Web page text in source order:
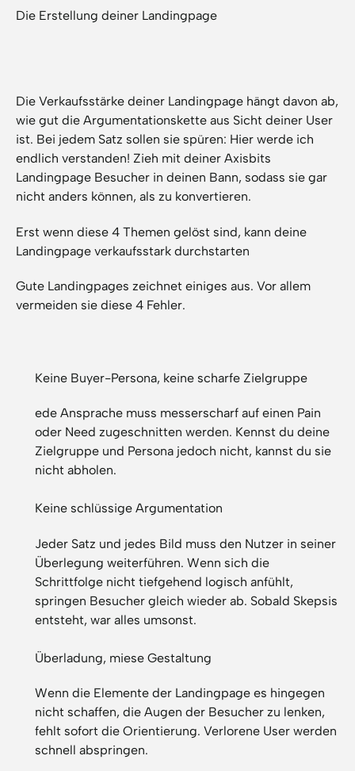
Die Erstellung deiner Landingpage
Die Verkaufsstärke deiner Landingpage hängt davon ab,
wie gut die Argumentationskette aus Sicht deiner User
ist. Bei jedem Satz sollen sie spüren: Hier werde ich
endlich verstanden! Zieh mit deiner Axisbits
Landingpage Besucher in deinen Bann, sodass sie gar
nicht anders können, als zu konvertieren.
Erst wenn diese 4 Themen gelöst sind, kann deine
Landingpage verkaufsstark durchstarten
Gute Landingpages zeichnet einiges aus. Vor allem
vermeiden sie diese 4 Fehler.
Keine Buyer-Persona, keine scharfe Zielgruppe
ede Ansprache muss messerscharf auf einen Pain
oder Need zugeschnitten werden. Kennst du deine
Zielgruppe und Persona jedoch nicht, kannst du sie
nicht abholen.
Keine schlüssige Argumentation
Jeder Satz und jedes Bild muss den Nutzer in seiner
Überlegung weiterführen. Wenn sich die
Schrittfolge nicht tiefgehend logisch anfühlt,
springen Besucher gleich wieder ab. Sobald Skepsis
entsteht, war alles umsonst.
Überladung, miese Gestaltung
Wenn die Elemente der Landingpage es hingegen
nicht schaffen, die Augen der Besucher zu lenken,
fehlt sofort die Orientierung. Verlorene User werden
schnell abspringen.